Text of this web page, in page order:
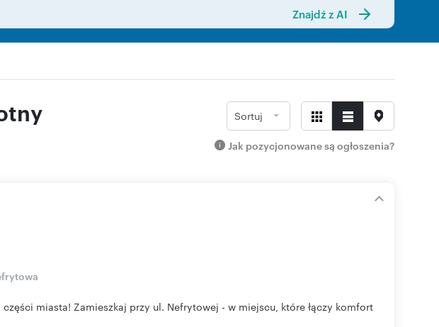
Znajdź z AI
Sortuj
Jak pozycjonowane są ogłoszenia?
miasta! Zamieszkaj przy ul. Nefrytowej - w miejscu, które łączy komfort